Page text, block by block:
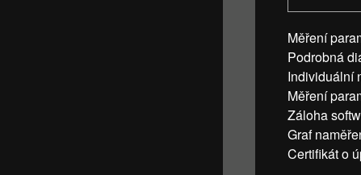
Měření
Podrobná
Individuální
Měření
Záloha
Graf
Certifikát o